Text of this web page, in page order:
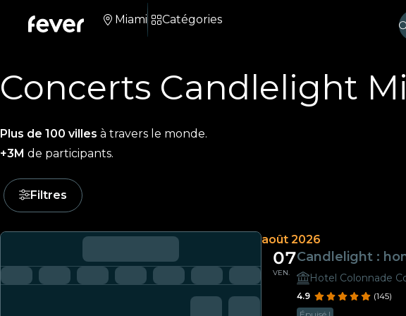
Miami Catégories
Concerts Candlelight
Plus de 100 villes à travers le monde.
+3M de participants.
Filtres
août 2026
07
VEN.
Candlelight :
Hotel Colonnade
4.9
(145)